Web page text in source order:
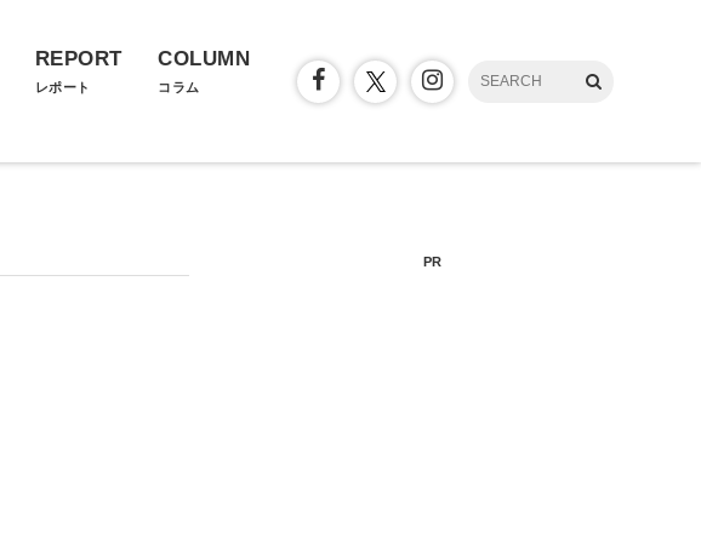
REPORT
レポート
COLUMN
コラム
PR